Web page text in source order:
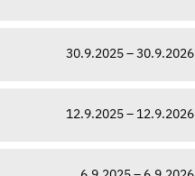
30.9.2025 – 30.9.2026
12.9.2025 – 12.9.2026